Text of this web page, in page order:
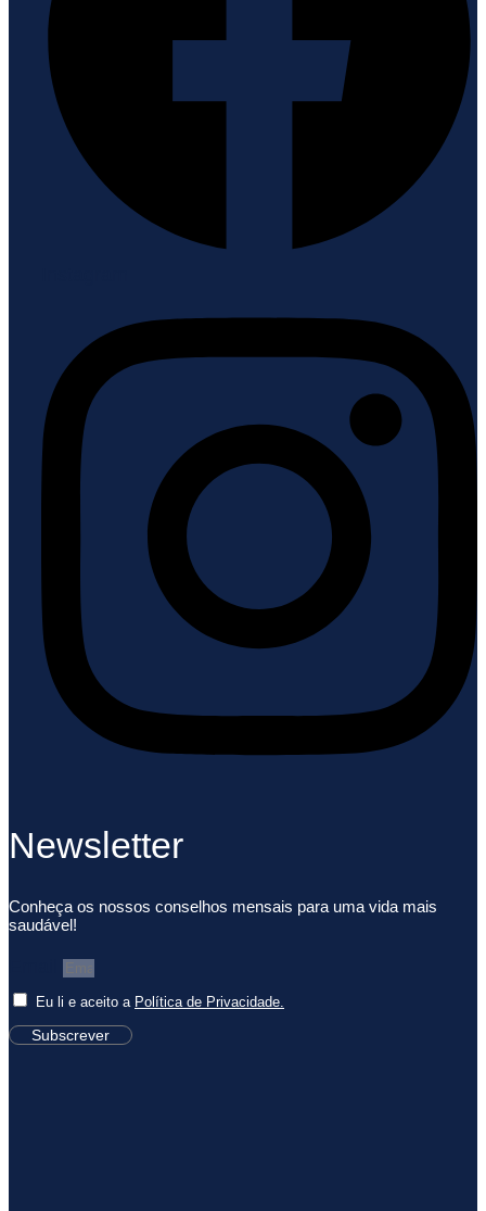
Newsletter
Conheça os nossos conselhos mensais para uma vida mais
saudável!
Eu li e aceito a Política de Privacidade.
Subscrever